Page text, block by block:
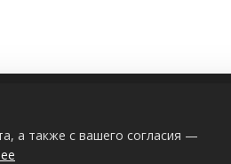
Беларусь,
а также с вашего согласия —